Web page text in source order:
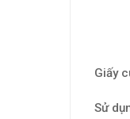
Giấy
Sử